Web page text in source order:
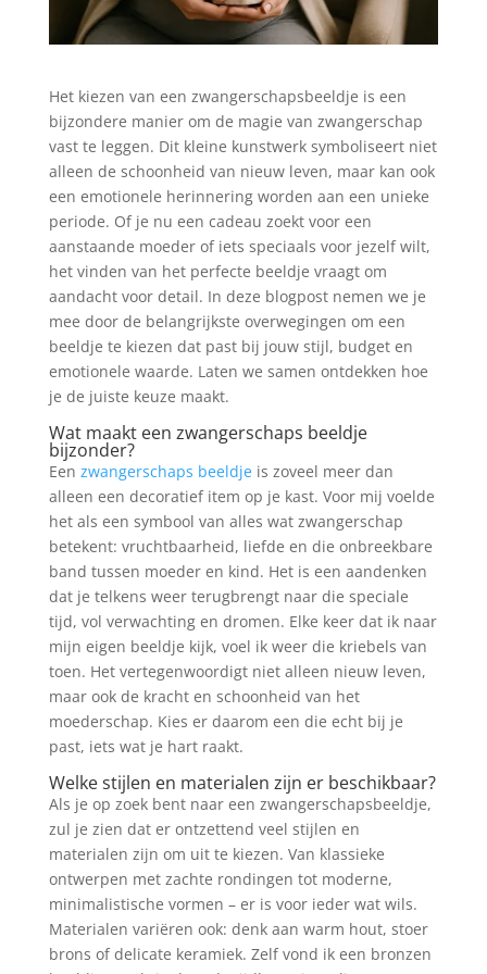
Het kiezen van een zwangerschapsbeeldje is een
bijzondere manier om de magie van zwangerschap
vast te leggen. Dit kleine kunstwerk symboliseert niet
alleen de schoonheid van nieuw leven, maar kan ook
een emotionele herinnering worden aan een unieke
periode. Of je nu een cadeau zoekt voor een
aanstaande moeder of iets speciaals voor jezelf wilt,
het vinden van het perfecte beeldje vraagt om
aandacht voor detail. In deze blogpost nemen we je
mee door de belangrijkste overwegingen om een
beeldje te kiezen dat past bij jouw stijl, budget en
emotionele waarde. Laten we samen ontdekken hoe
je de juiste keuze maakt.
Wat maakt een zwangerschaps beeldje
bijzonder?
Een zwangerschaps beeldjeis zoveel meer dan
alleen een decoratief item op je kast. Voor mij voelde
het als een symbool van alles wat zwangerschap
betekent: vruchtbaarheid, liefde en die onbreekbare
band tussen moeder en kind. Het is een aandenken
dat je telkens weer terugbrengt naar die speciale
tijd, vol verwachting en dromen. Elke keer dat ik naar
mijn eigen beeldje kijk, voel ik weer die kriebels van
toen. Het vertegenwoordigt niet alleen nieuw leven,
maar ook de kracht en schoonheid van het
moederschap. Kies er daarom een die echt bij je
past, iets wat je hart raakt.
Welke stijlen en materialen zijn er beschikbaar?
Als je op zoek bent naar een zwangerschapsbeeldje,
zul je zien dat er ontzettend veel stijlen en
materialen zijn om uit te kiezen. Van klassieke
ontwerpen met zachte rondingen tot moderne,
minimalistische vormen – er is voor ieder wat wils.
Materialen variëren ook: denk aan warm hout, stoer
brons of delicate keramiek. Zelf vond ik een bronzen